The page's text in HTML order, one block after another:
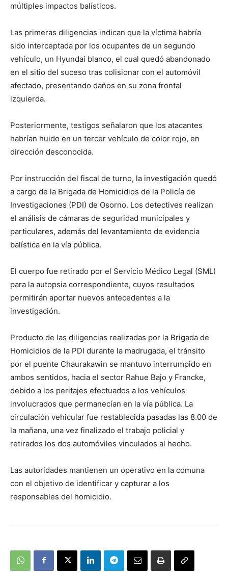
múltiples impactos balísticos.
Las primeras diligencias indican que la víctima habría
sido interceptada por los ocupantes de un segundo
vehículo, un Hyundai blanco, el cual quedó abandonado
en el sitio del suceso tras colisionar con el automóvil
afectado, presentando daños en su zona frontal
izquierda.
Posteriormente, testigos señalaron que los atacantes
habrían huido en un tercer vehículo de color rojo, en
dirección desconocida.
Por instrucción del fiscal de turno, la investigación quedó
a cargo de la Brigada de Homicidios de la Policía de
Investigaciones (PDI) de Osorno. Los detectives realizan
el análisis de cámaras de seguridad municipales y
particulares, además del levantamiento de evidencia
balística en la vía pública.
El cuerpo fue retirado por el Servicio Médico Legal (SML)
para la autopsia correspondiente, cuyos resultados
permitirán aportar nuevos antecedentes a la
investigación.
Producto de las diligencias realizadas por la Brigada de
Homicidios de la PDI durante la madrugada, el tránsito
por el puente Chaurakawin se mantuvo interrumpido en
ambos sentidos, hacia el sector Rahue Bajo y Francke,
debido a los peritajes efectuados a los vehículos
involucrados que permanecían en la vía pública. La
circulación vehicular fue restablecida pasadas las 8.00 de
la mañana, una vez finalizado el trabajo policial y
retirados los dos automóviles vinculados al hecho.
Las autoridades mantienen un operativo en la comuna
con el objetivo de identificar y capturar a los
responsables del homicidio.